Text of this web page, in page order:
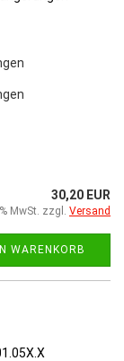
30,20 EUR
MwSt. zzgl. Versand
WARENKORB